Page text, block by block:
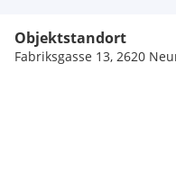
Objektstandort
Fabriksgasse 13, 2620